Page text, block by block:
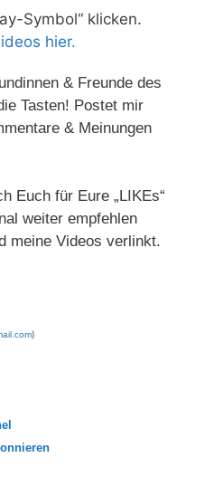
Symbol“ klicken.
hier.
& Freunde des
Tasten! Postet mir
& Meinungen
Euch für Eure „LIKEs“
weiter empfehlen
meine Videos verlinkt.
)